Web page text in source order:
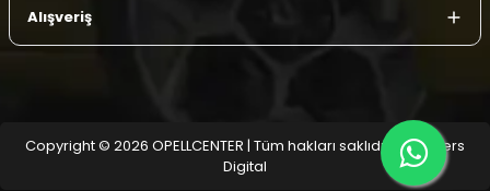
Alışveriş
Copyright © 2026 OPELLCENTER | Tüm hakları saklıdır.
| Reliefers
Digital